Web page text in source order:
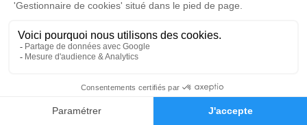
Faire-part Hommages
condoléances ou le souvenir d’un moment passé.
Un service de plantation d’arbre hommage est
disponible ici.
Je rends hommage